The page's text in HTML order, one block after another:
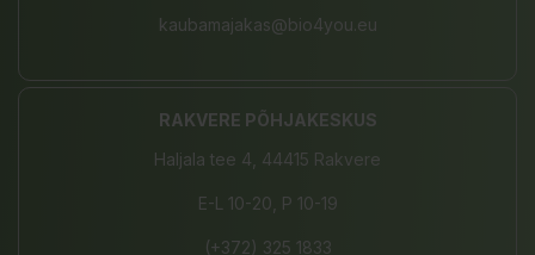
kaubamajakas@bio4you.eu
RAKVERE PÕHJAKESKUS
Haljala tee 4, 44415 Rakvere
E-L 10-20, P 10-19
(+372) 325 1833